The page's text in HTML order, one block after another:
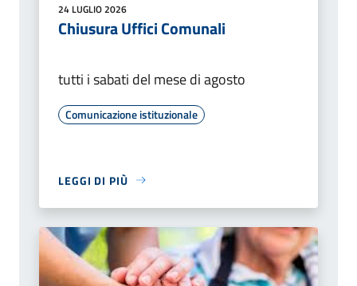
24 LUGLIO 2026
Chiusura Uffici Comunali
tutti i sabati del mese di agosto
Comunicazione istituzionale
LEGGI DI PIÙ